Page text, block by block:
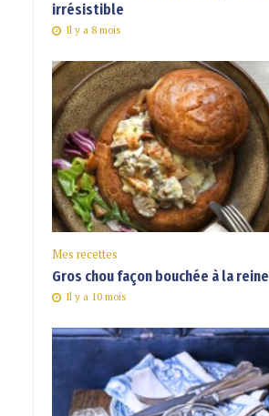
irrésistible
Il y a 8 mois
Mes recettes
Gros chou façon bouchée à la reine
Il y a 10 mois